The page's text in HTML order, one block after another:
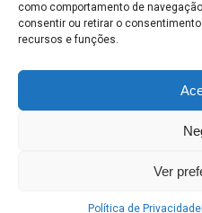
como comportamento de
consentir ou retirar o
recursos e funções.
Ver
Política de Privacidade
ROBERTO KARLOS
© 2020 ALL RIGHTS RESERVED –